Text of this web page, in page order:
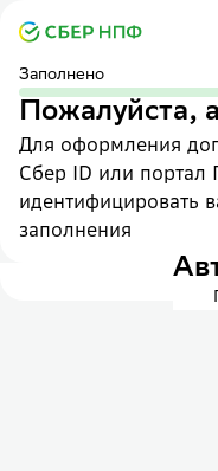
Заполнено
Пожалуйста,
Для оформления
Сбер ID или портал
идентифицировать
заполнения